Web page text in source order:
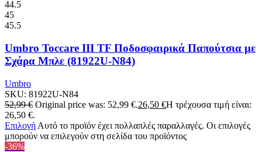
44.5
45
45.5
Umbro Toccare III TF Ποδοσφαιρικά Παπούτσια με
Σχάρα Μπλε (81922U-N84)
Umbro
SKU: 81922U-N84
52,99€ Original price was: 52,99 €.26,50 €Η τρέχουσα τιμή είναι:
26,50 €.
Επιλογή Αυτό το προϊόν έχει πολλαπλές παραλλαγές. Οι επιλογές
μπορούν να επιλεγούν στη σελίδα του προϊόντος
-36%